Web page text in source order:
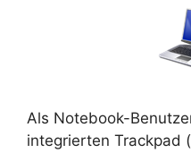
Als Notebook-
integrierten Trackpad